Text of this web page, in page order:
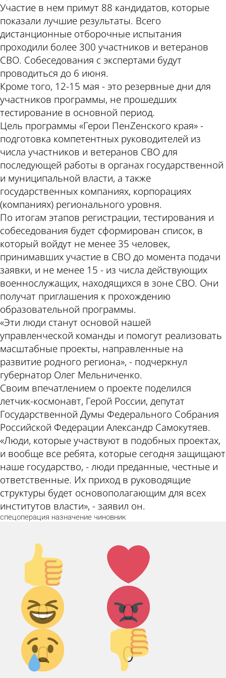
Участие в нем примут 88 кандидатов, которые
показали лучшие результаты. Всего
дистанционные отборочные испытания
проходили более 300 участников и ветеранов
СВО. Собеседования с экспертами будут
проводиться до 6 июня.
Кроме того, 12-15 мая - это резервные дни для
участников программы, не прошедших
тестирование в основной период.
Цель программы «Герои ПенZенского края» -
подготовка компетентных руководителей из
числа участников и ветеранов СВО для
последующей работы в органах государственной
и муниципальной власти, а также
государственных компаниях, корпорациях
(компаниях) регионального уровня.
По итогам этапов регистрации, тестирования и
собеседования будет сформирован список, в
который войдут не менее 35 человек,
принимавших участие в СВО до момента подачи
заявки, и не менее 15 - из числа действующих
военнослужащих, находящихся в зоне СВО. Они
получат приглашения к прохождению
образовательной программы.
«Эти люди станут основой нашей
управленческой команды и помогут реализовать
масштабные проекты, направленные на
развитие родного региона», - подчеркнул
губернатор Олег Мельниченко.
Своим впечатлением о проекте поделился
летчик-космонавт, Герой России, депутат
Государственной Думы Федерального Собрания
Российской Федерации Александр Самокутяев.
«Люди, которые участвуют в подобных проектах,
и вообще все ребята, которые сегодня защищают
наше государство, - люди преданные, честные и
ответственные. Их приход в руководящие
структуры будет основополагающим для всех
институтов власти», - заявил он.
спецоперация назначение чиновник
Палец
вверх!
0
Лайк!
0
Дикий
смех!
0
Агрессия!
0
Грусть :(
Палец
вниз!